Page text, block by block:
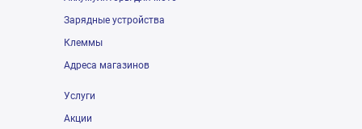
Зарядные устройства
Клеммы
Адреса магазинов
Услуги
Акции